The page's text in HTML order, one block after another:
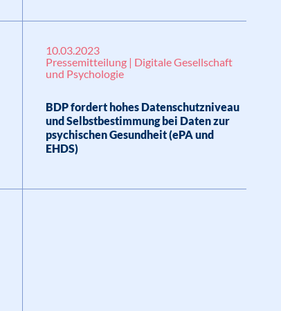
10.03.2023
Pressemitteilung | Digitale Gesellschaft
und Psychologie
BDP fordert hohes Datenschutzniveau
und Selbstbestimmung bei Daten zur
psychischen Gesundheit (ePA und
EHDS)